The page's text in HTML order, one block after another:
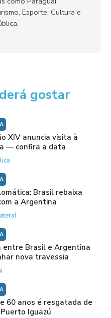
Esporte, Cultura e
gostar
XIV anuncia visita à
— confira a data
Brasil rebaixa
a Argentina
entre Brasil e Argentina
nova travessia
60 anos é resgatada de
Iguazú